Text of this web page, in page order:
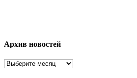
Архив новостей